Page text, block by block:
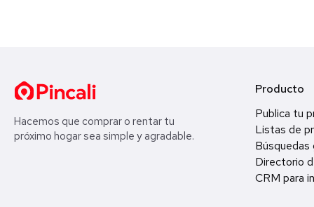
Hacemos que comprar o rentar tu
próximo hogar sea simple y agradable.
Producto
Publica tu
Listas de
Búsquedas
Directorio
CRM para